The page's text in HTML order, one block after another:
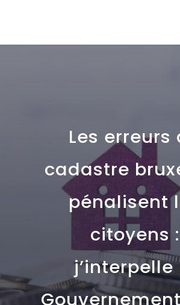
Les erreurs
cadastre
pénalisent
citoyens :
j’interpelle